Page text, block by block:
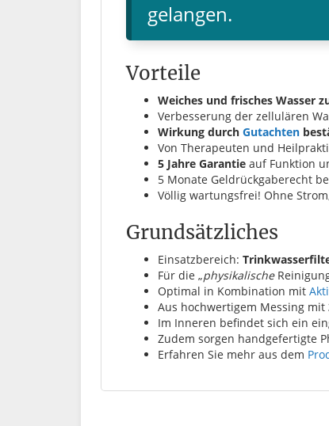
gelangen.
Vorteile
Weiches und frisches Wasser
Verbesserung der zellulären
Wirkung durch Gutachten
Von Therapeuten und
5 Jahre Garantie auf Funktion
5 Monate Geldrückgaberecht
Völlig wartungsfrei! Ohne
Grundsätzliches
Einsatzbereich:
Für die „physikalische
Optimal in Kombination mit
Aus hochwertigem Messing mit
Im Inneren befindet sich ein
Zudem sorgen handgefertigte
Erfahren Sie mehr aus dem